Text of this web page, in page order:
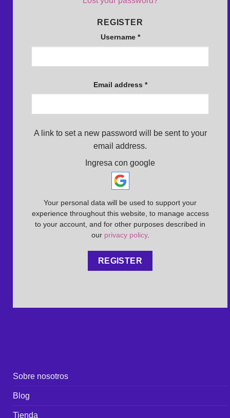
REGISTER
Username *
Email address *
A link to set a new password will be sent to your
email address.
Ingresa con google
Your personal data will be used to support your
experience throughout this website, to manage access
to your account, and for other purposes described in
our privacy policy.
REGISTER
Sobre nosotros
Blog
Tienda